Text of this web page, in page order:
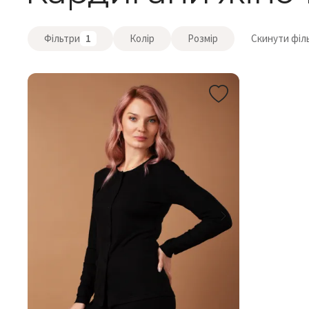
Фільтри 1 Колір Розмір Скинути